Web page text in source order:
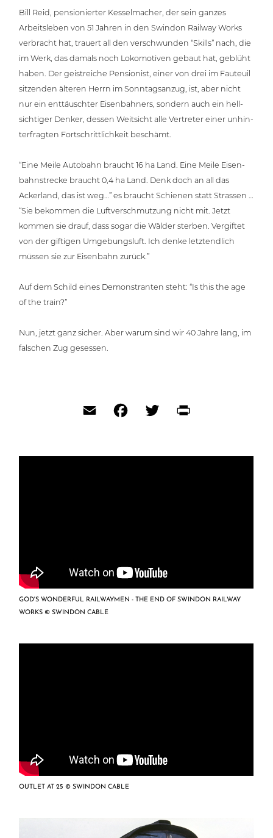
Bill Reid, pen­sio­nier­ter Kes­sel­ma­cher, der sein ganzes
Arbeits­le­ben von 51 Jahren in den Swindon Railway Works
verbracht hat, trauert all den ver­schwun­den “Skills” nach, die
im Werk, das damals noch Loko­mo­ti­ven gebaut hat, geblüht
haben. Der geist­rei­che Pen­sio­nist, einer von drei im Fauteuil
sitzenden älteren Herrn im Sonn­tags­an­zug, ist, aber nicht
nur ein ent­täusch­ter Eisen­bah­ners, sondern auch ein hell­
sich­ti­ger Denker, dessen Weitsicht alle Vertreter einer unhin­
ter­frag­ten Fort­schritt­lich­keit beschämt.
“Eine Meile Autobahn braucht 16 ha Land. Eine Meile Eisen­
bahn­stre­cke braucht 0,4 ha Land. Denk doch an all das
Ackerland, das ist weg…” es braucht Schienen statt Strassen …
“Sie bekommen die Luft­ver­schmut­zung nicht mit. Jetzt
kommen sie drauf, dass sogar die Wälder sterben. Vergiftet
von der giftigen Umge­bungs­luft. Ich denke letzt­end­lich
müssen sie zur Eisenbahn zurück.”
Auf dem Schild eines Demons­tran­ten steht: “Is this the age
of the train?”
Nun, jetzt ganz sicher. Aber warum sind wir 40 Jahre lang, im
falschen Zug gesessen.
Email FacebookTwitter
GOD'S WONDERFUL RAILWAYMEN - THE END OF SWINDON RAILWAY
WORKS © SWINDON CABLE
OUTLET AT 25 © SWINDON CABLE